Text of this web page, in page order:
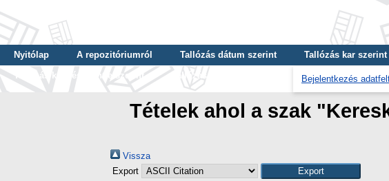
Nyitólap A repozitóriumról Tallózás dátum szerint Tallózás kar szerint
Tallózás képzés szintje szerint
Tallózás kulcsszó szerint Bejelentkezés
Tételek ahol a szak
Vissza
Export